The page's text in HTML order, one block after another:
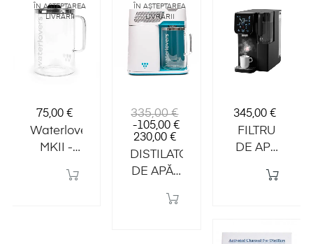
ÎN AȘTEPTAREA
LIVRĂRII
Preț
75,00 €
Waterlovers
MKII -
ÎN AȘTEPTAREA
LIVRĂRII
Preț
normal
335,00 €
-105,00 €Preț
230,00 €
DISTILATOR
DE APĂ -
Preț
345,00 €
FILTRU
DE APĂ
CT100,
PENTRU